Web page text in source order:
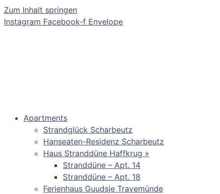
Zum Inhalt springen
Instagram Facebook-f Envelope
Apartments
Strandglück Scharbeutz
Hanseaten-Residenz Scharbeutz
Haus Stranddüne Haffkrug »
Stranddüne – Apt. 14
Stranddüne – Apt. 18
Ferienhaus Guudsje Travemünde